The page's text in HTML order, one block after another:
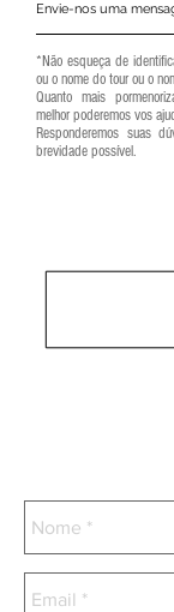
Envie-nos uma
*Não esqueça de
ou o nome do tour ou o
Quanto mais
melhor poderemos vos
Responderemos suas
brevidade possível.